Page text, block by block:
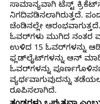
ಸಾಮಾನ್ಯವಾಗಿ ಟೆಸ್ಟ್
ನಿಗದಿಪಡಿಸಲಾಗಿರುತ್ತದೆ.
ಚೆಂಡಿನಲ್ಲೇ
ಓವರ್‌ಗಳು ಮುಗಿದ ನಂತರ
ಉಳಿದ 15 ಓವರ್‌ಗಳನ್ನು
ಫ್ಲಡ್‌ಲೈಟ್‌ಗಳನ್ನು ಆನ್
ಓವರ್‌ಗಳನ್ನು
ವ್ಯರ್ಥವಾಗುವುದನ್ನು
ರೂಪಿಸಲಾಗಿದೆ.